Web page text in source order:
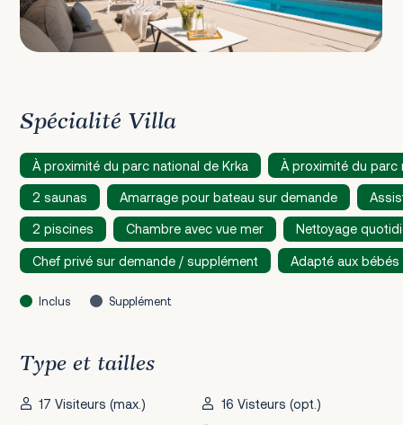
Spécialité Villa
À proximité du parc national de Krka À proximité du parc
2 saunas Amarrage pour bateau sur demande
2 piscines Chambre avec vue mer Nettoyage
Chef privé sur demande / supplément Adapté aux bébés
Inclus Supplément
Type et tailles
17 Visiteurs (max.)
16 Visteurs (opt.)